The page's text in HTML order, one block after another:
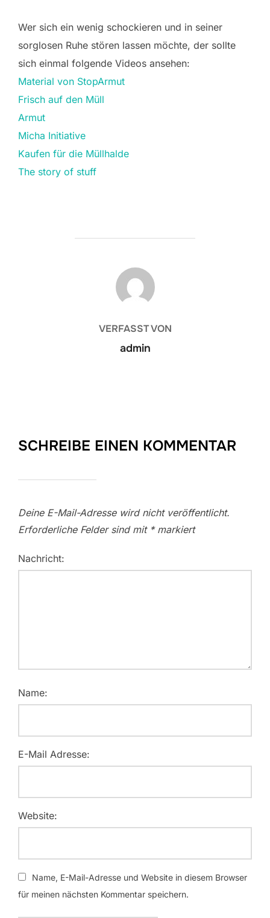
Wer sich ein wenig schockieren und in seiner
sorglosen Ruhe stören lassen möchte, der sollte
sich einmal folgende Videos ansehen:
Material von StopArmut
Frisch auf den Müll
Armut
Micha Initiative
Kaufen für die Müllhalde
The story of stuff
BEITRAGSAUTOR
VERFASST VON
admin
SCHREIBE EINEN KOMMENTAR
Deine E-Mail-Adresse wird nicht veröffentlicht.
Erforderliche Felder sind mit *markiert
Nachricht:
Name:
E-Mail Adresse:
Website:
Name, E-Mail-Adresse und Website in diesem Browser
für meinen nächsten Kommentar speichern.